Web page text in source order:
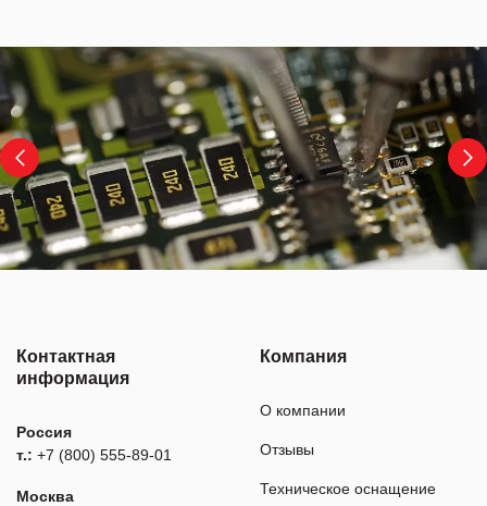
Контактная
информация
Россия
т.: +7 (800) 555-89-01
Москва
Компания
О компании
Отзывы
Техническое оснащение